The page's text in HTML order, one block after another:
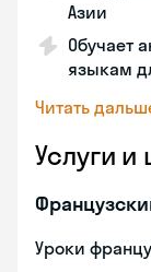
Азии
Обучает
языкам
Читать
Услуги и
Уроки